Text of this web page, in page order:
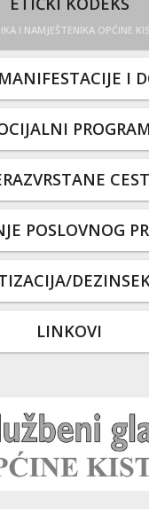
I NAMJEŠTENIKA OPĆINE
I
POSLOVNOG
LINKOVI